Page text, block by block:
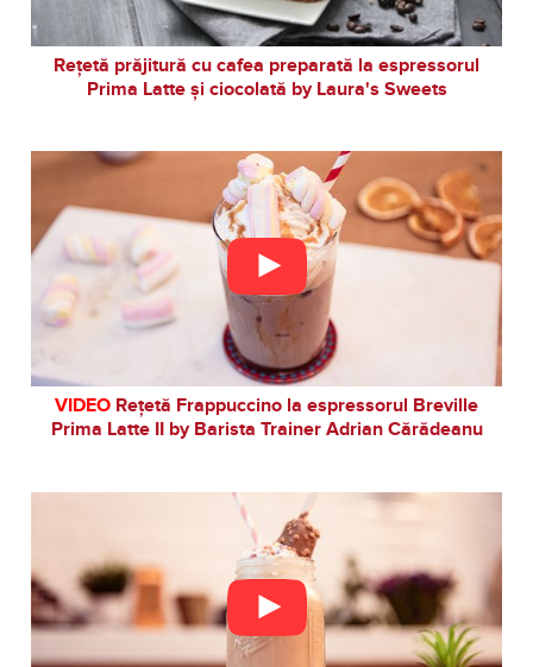
Rețetă prăjitură cu cafea preparată la espressorul
Prima Latte și ciocolată by Laura's Sweets
VIDEO Rețetă Frappuccino la espressorul Breville
Prima Latte II by Barista Trainer Adrian Cărădeanu